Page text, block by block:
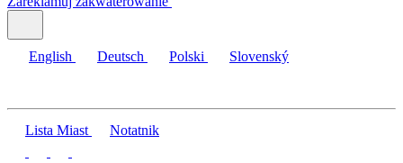
English Deutsch Polski Slovenský
Lista Miast Notatnik